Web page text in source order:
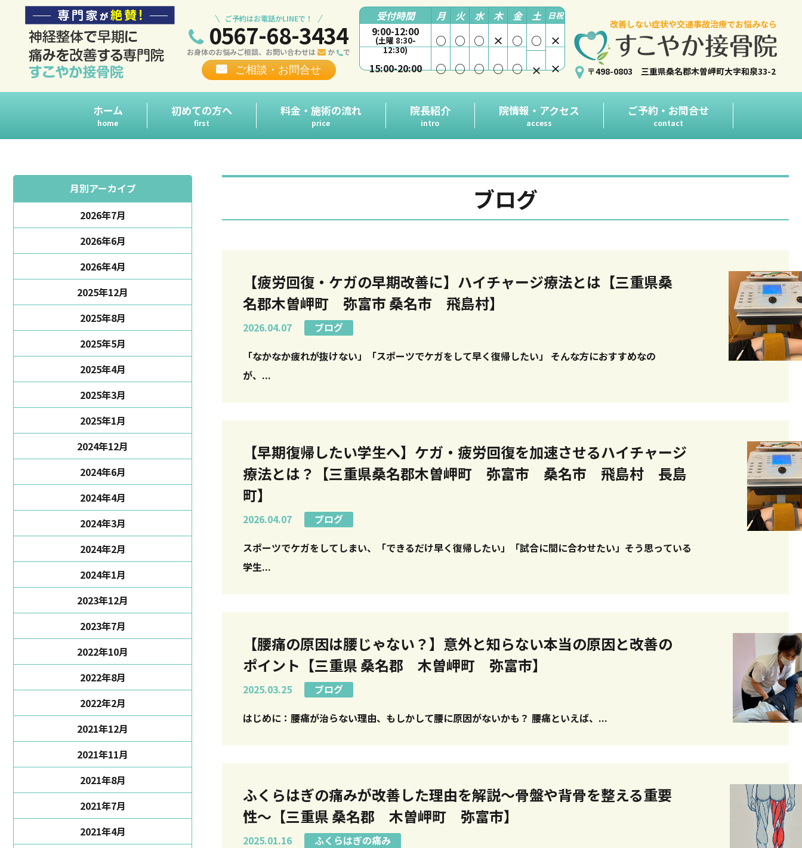
ご予約はお電話かLINEで！
0567-68-3434
お身体のお悩みご相談、お問い合わせは か で
ご相談・お問合せ
受付時間 月 火 水 木 金 土 日祝
9:00-12:00
(土曜 8:30-
12:30)
○ ○ ○ × ○ ○ ×
15:00-20:00 ○ ○ ○ ○ ○ × ×
改善しない症状や交通事故治療でお悩みなら
〒498-0803 三重県桑名郡木曽岬町大字和泉33-2
ホーム
home
初めての方へ
first
料金・施術の流れ
price
院長紹介
intro
院情報・アクセス
access
ご予約・お問合せ
contact
ブログ
【疲労回復・ケガの早期改善に】ハイチャージ療法とは【三重県桑
名郡木曽岬町 弥富市 桑名市 飛島村】
2026.04.07
ブログ
「なかなか疲れが抜けない」「スポーツでケガをして早く復帰したい」 そんな方におすすめなの
が、...
【早期復帰したい学生へ】ケガ・疲労回復を加速させるハイチャージ
療法とは？【三重県桑名郡木曽岬町 弥富市 桑名市 飛島村 長島
町】
2026.04.07
ブログ
スポーツでケガをしてしまい、「できるだけ早く復帰したい」「試合に間に合わせたい」そう思っている
学生...
【腰痛の原因は腰じゃない？】意外と知らない本当の原因と改善の
ポイント【三重県 桑名郡 木曽岬町 弥富市】
2025.03.25
ブログ
はじめに：腰痛が治らない理由、もしかして腰に原因がないかも？ 腰痛といえば、...
ふくらはぎの痛みが改善した理由を解説〜骨盤や背骨を整える重要
性〜【三重県 桑名郡 木曽岬町 弥富市】
2025.01.16
ふくらはぎの痛み
月別アーカイブ
2026年7月
2026年6月
2026年4月
2025年12月
2025年8月
2025年5月
2025年4月
2025年3月
2025年1月
2024年12月
2024年6月
2024年4月
2024年3月
2024年2月
2024年1月
2023年12月
2023年7月
2022年10月
2022年8月
2022年2月
2021年12月
2021年11月
2021年8月
2021年7月
2021年4月